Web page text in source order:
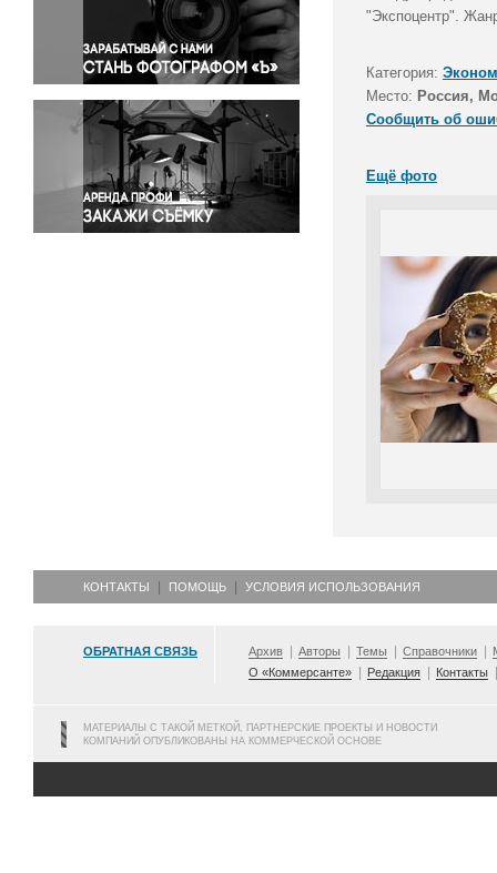
Правосудие
Происшествия и конфликты
Религия
Светская жизнь
Спорт
Экология
Экономика и бизнес
"Экспоцентр".
Категория:
Место: Россия,
Сообщить об
Ещё фото
КОНТАКТЫ ПОМОЩЬ УСЛОВИЯ ИСПОЛЬЗОВАНИЯ
ОБРАТНАЯ СВЯЗЬ Архив Авторы Темы Справочники
О «Коммерсанте»
Редакция Контакты
МАТЕРИАЛЫ С ТАКОЙ МЕТКОЙ, ПАРТНЕРСКИЕ ПРОЕКТЫ И НОВОСТИ
КОМПАНИЙ ОПУБЛИКОВАНЫ НА КОММЕРЧЕСКОЙ ОСНОВЕ